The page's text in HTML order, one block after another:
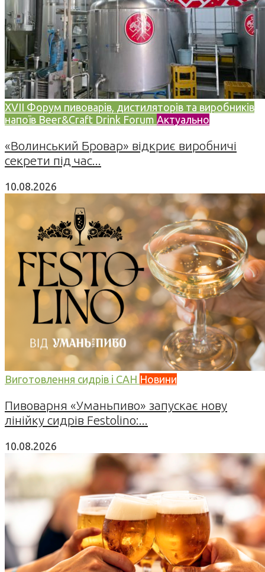
XVII Форум пивоварів, дистиляторів та виробників
напоїв Beer&Craft Drink Forum Актуально
«Волинський Бровар» відкриє виробничі
секрети під час...
10.08.2026
Виготовлення сидрів і САН Новини
Пивоварня «Уманьпиво» запускає нову
лінійку сидрів Festolino:...
10.08.2026